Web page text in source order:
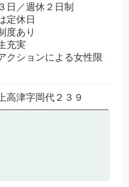
日／週休２日制
定休日
度あり
充実
クションによる女性限
高津字岡代２３９